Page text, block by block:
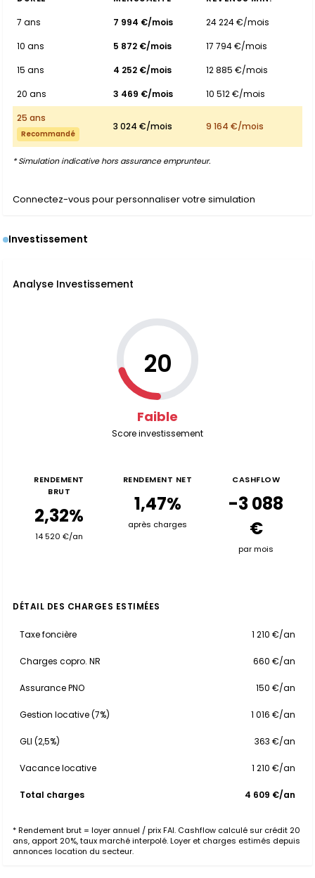
7 ans
7 994 €/mois
24 224 €/mois
10 ans
5 872 €/mois
17 794 €/mois
15 ans
4 252 €/mois
12 885 €/mois
20 ans
3 469 €/mois
10 512 €/mois
25 ans
Recommandé
3 024 €/mois 9 164 €/mois
* Simulation indicative hors assurance emprunteur.
Connectez-vous pour personnaliser votre simulation
Investissement
Analyse Investissement
20
Faible
Score investissement
RENDEMENT
BRUT
2,32%
14 520 €/an
RENDEMENT NET
1,47%
après charges
CASHFLOW
-3 088
€
par mois
DÉTAIL DES CHARGES ESTIMÉES
Taxe foncière 1 210 €/an
Charges copro. NR 660 €/an
Assurance PNO 150 €/an
Gestion locative (7%) 1 016 €/an
GLI (2,5%) 363 €/an
Vacance locative 1 210 €/an
Total charges 4 609 €/an
* Rendement brut = loyer annuel / prix FAI. Cashflow calculé sur crédit 20
ans, apport 20%, taux marché interpolé. Loyer et charges estimés depuis
annonces location du secteur.